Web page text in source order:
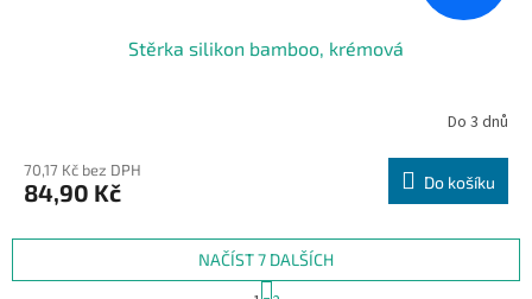
Stěrka silikon bamboo, krémová
Do 3 dnů
70,17 Kč bez DPH
84,90 Kč Do košíku
NAČÍST 7 DALŠÍCH
S